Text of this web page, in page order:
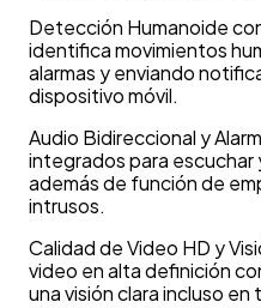
Detección Humanoide
identifica movimientos
alarmas y enviando
dispositivo móvil.
Audio Bidireccional y
integrados para escuchar
además de función de
intrusos.
Calidad de Video HD y
video en alta definición
una visión clara incluso